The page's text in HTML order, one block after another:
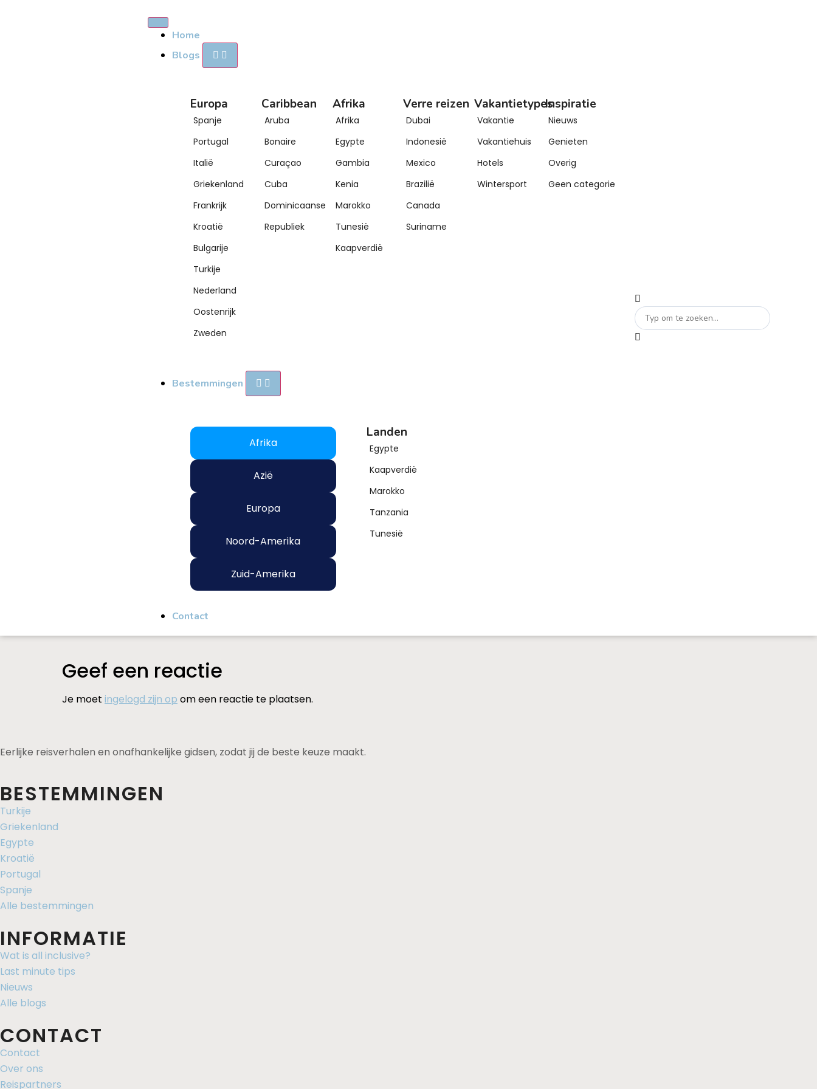
Home
Blogs
Europa
Spanje
Portugal
Italië
Griekenland
Frankrijk
Kroatië
Bulgarije
Turkije
Nederland
Oostenrijk
Zweden
Caribbean
Aruba
Bonaire
Curaçao
Cuba
Dominicaanse
Republiek
Afrika
Afrika
Egypte
Gambia
Kenia
Marokko
Tunesië
Kaapverdië
Verre reizen
Dubai
Indonesië
Mexico
Brazilië
Canada
Suriname
Vakantietypes
Vakantie
Vakantiehuis
Hotels
Wintersport
Inspiratie
Nieuws
Genieten
Overig
Geen categorie
Bestemmingen
Afrika
Azië
Europa
Noord-Amerika
Zuid-Amerika
Landen
Egypte
Kaapverdië
Marokko
Tanzania
Tunesië
Contact
Geef een reactie
Je moet ingelogd zijn op om een reactie te plaatsen.
Eerlijke reisverhalen en onafhankelijke gidsen, zodat jij de beste keuze maakt.
BESTEMMINGEN
Turkije
Griekenland
Egypte
Kroatië
Portugal
Spanje
Alle bestemmingen
INFORMATIE
Wat is all inclusive?
Last minute tips
Nieuws
Alle blogs
CONTACT
Contact
Over ons
Reispartners